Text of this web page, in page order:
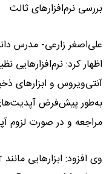
بررسی نرم‌افزارهای ثالث
علی‌اصغر زارعی- مدرس
اظهار کرد: نرم‌افزارهایی
به‌طور پیش‌فرض آپدیت‌های
مراجعه و در صورت لزوم